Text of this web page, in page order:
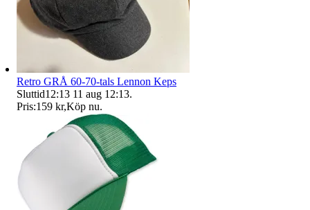
Retro GRÅ 60-70-tals Lennon Keps
Sluttid12:13 11 aug 12:13.
Pris:159 kr,Köp nu.